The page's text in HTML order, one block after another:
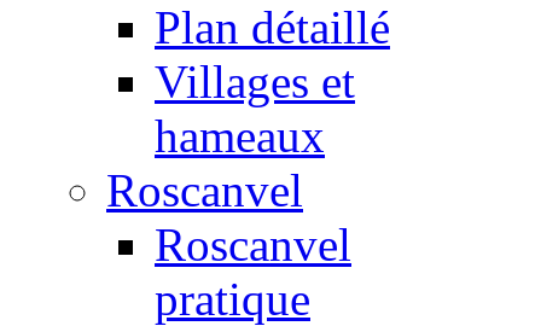
Plan détaillé
Villages et
hameaux
Roscanvel
Roscanvel
pratique